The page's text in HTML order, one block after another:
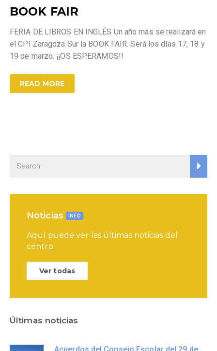
BOOK FAIR
FERIA DE LIBROS EN INGLÉS Un año más se realizará en
el CPI Zaragoza Sur la BOOK FAIR. Será los días 17, 18 y
19 de marzo. ¡¡OS ESPERAMOS!!
READ MORE
Noticias INFO
Aquí puede ver las últimas noticias del
centro.
Ver todas
Últimas noticias